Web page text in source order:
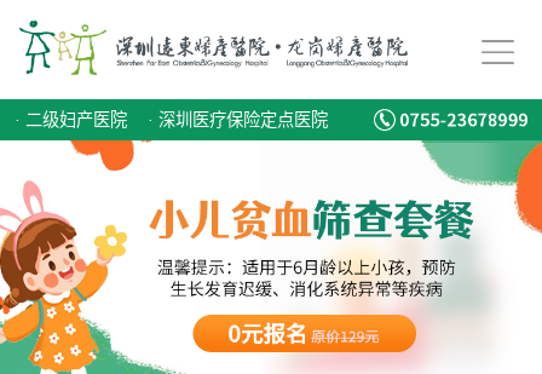
· 二级妇产医院 · 深圳医疗保险定点医院
儿童蛀牙如何预防？
专家:男性更要注意备孕，建议准备3-6个月时间